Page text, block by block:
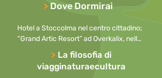
campagna e da sempre attirato dal
comunicazione.
> Dove Dormirai
Hotel a Stoccolma nel centro cittadino;
“Grand Artic Resort” ad Overkalix, nella
Lapponia Svedese (clicca  QUI  per
vedere il sito del nostro resort in
Lapponia).
> La filosofia di
viagginaturaecultura